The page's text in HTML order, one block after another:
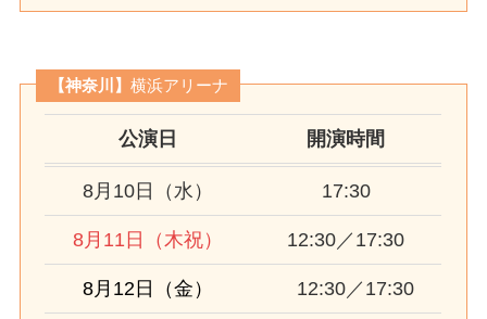
【神奈川】 横浜アリーナ
公演日 開演時間
8月10日（水） 17:30
8月11日（木祝） 12:30／17:30
8月12日（金） 12:30／17:30